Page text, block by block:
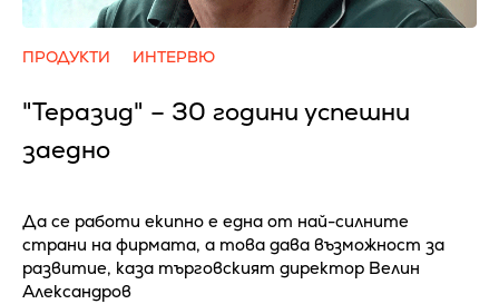
ПРОДУКТИ ИНТЕРВЮ
"Теразид" – 30 години успешни
заедно
Да се работи екипно е една от най-силните
страни на фирмата, а това дава възможност за
развитие, каза търговският директор Велин
Александров